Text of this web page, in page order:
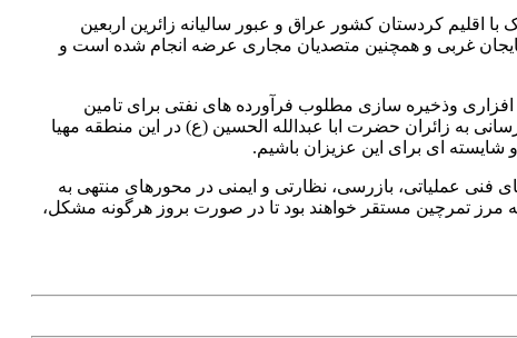
کردستان کشور عراق و عبور سالیانه زائرین اربعین
غربی و همچنین متصدیان مجاری عرضه انجام شده است و
وذخیره سازی مطلوب فرآورده های نفتی برای تامین
به زائران حضرت ابا عبدالله الحسین (ع) در این منطقه مهیا
ای برای این عزیزان باشیم.
فنی عملیاتی، بازرسی، نظارتی و ایمنی در محورهای منتهی به
تمرچین مستقر خواهند بود تا در صورت بروز هرگونه مشکل،